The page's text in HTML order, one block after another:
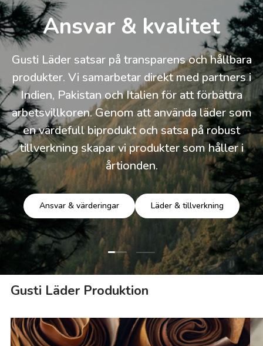
Ansvar & kvalitet
Gusti Läder satsar på transparens och hållbara
produkter. Vi samarbetar direkt med partners i
Indien, Pakistan och Italien för att förbättra
arbetsvillkoren. Genom att använda läder som
en värdefull biprodukt och satsa på robust
tillverkning skapar vi produkter som håller i
årtionden.
Ansvar & värderingar Läder & tillverkning
Ladda bild 1 av 2
Ladda bild 2 av 2
Gusti Läder Produktion